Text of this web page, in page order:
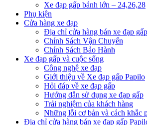
Xe đạp gấp bánh lớn – 24,26,28
Phụ kiện
Cửa hàng xe đạp
Địa chỉ cửa hàng bán xe đạp
Chính Sách Vận Chuyển
Chính Sách Bảo Hành
Xe đạp gấp và cuộc sống
Công nghệ xe đạp
Giới thiệu về Xe đạp gấp Papilo
Hỏi đáp về xe đạp gấp
Hướng dẫn sử dụng xe đạp gấp
Trải nghiệm của khách hàng
Những lỗi cơ bản và cách khắc
Địa chỉ cửa hàng bán xe đạp gấp